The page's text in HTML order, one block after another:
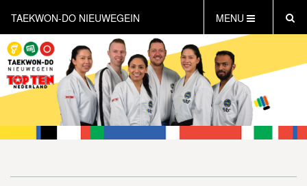
TAEKWON-DO NIEUWEGEIN MENU
HOME
NIEUWS
AGENDA
INFORMATIE
LESTIJDEN
WAT IS KICKBOKSEN?